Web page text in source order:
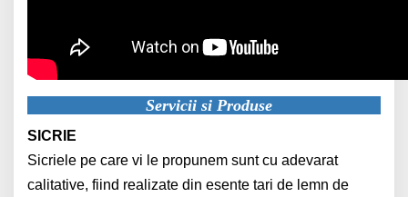
Servicii si Produse
SICRIE
Sicriele pe care vi le propunem sunt cu adevarat
calitative, fiind realizate din esente tari de lemn de